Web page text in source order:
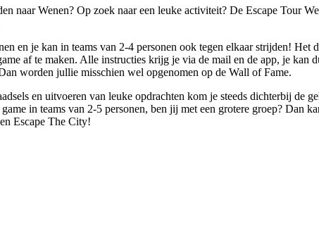
naar Wenen? Op zoek naar een leuke activiteit? De Escape Tour
en je kan in teams van 2-4 personen ook tegen elkaar strijden!
af te maken. Alle instructies krijg je via de mail en de app, je kan
worden jullie misschien wel opgenomen op de Wall of Fame.
en uitvoeren van leuke opdrachten kom je steeds dichterbij de
in teams van 2-5 personen, ben jij met een grotere groep? Dan
Escape The City!